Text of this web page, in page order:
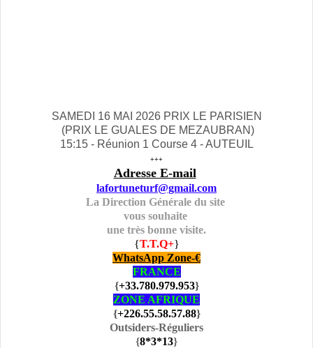
SAMEDI 16 MAI 2026 PRIX LE PARISIEN
(PRIX LE GUALES DE MEZAUBRAN)
15:15 - Réunion 1 Course 4 - AUTEUIL
+++
Adresse E-mail
lafortuneturf@gmail.com
La Direction Générale du site
vous souhaite
une très bonne visite.
{T.T.Q+}
WhatsApp Zone-€
FRANCE
{+33.780.979.953}
ZONE AFRIQUE
{+226.55.58.57.88}
Outsiders-Réguliers
{8*3*13}